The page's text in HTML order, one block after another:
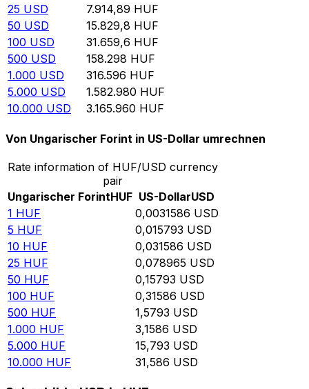
25 USD 7.914,89 HUF
50 USD 15.829,8 HUF
100 USD 31.659,6 HUF
500 USD 158.298 HUF
1.000 USD 316.596 HUF
5.000 USD 1.582.980 HUF
10.000 USD 3.165.960 HUF
Von Ungarischer Forint in US-Dollar umrechnen
Rate information of HUF/USD currency
pair
Ungarischer ForintHUF US-DollarUSD
1 HUF 0,0031586 USD
5 HUF 0,015793 USD
10 HUF 0,031586 USD
25 HUF 0,078965 USD
50 HUF 0,15793 USD
100 HUF 0,31586 USD
500 HUF 1,5793 USD
1.000 HUF 3,1586 USD
5.000 HUF 15,793 USD
10.000 HUF 31,586 USD